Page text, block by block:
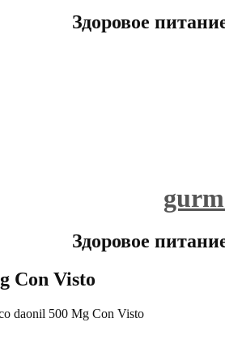
Здоровое
Здоровое
Con Visto
daonil 500 Mg Con Visto